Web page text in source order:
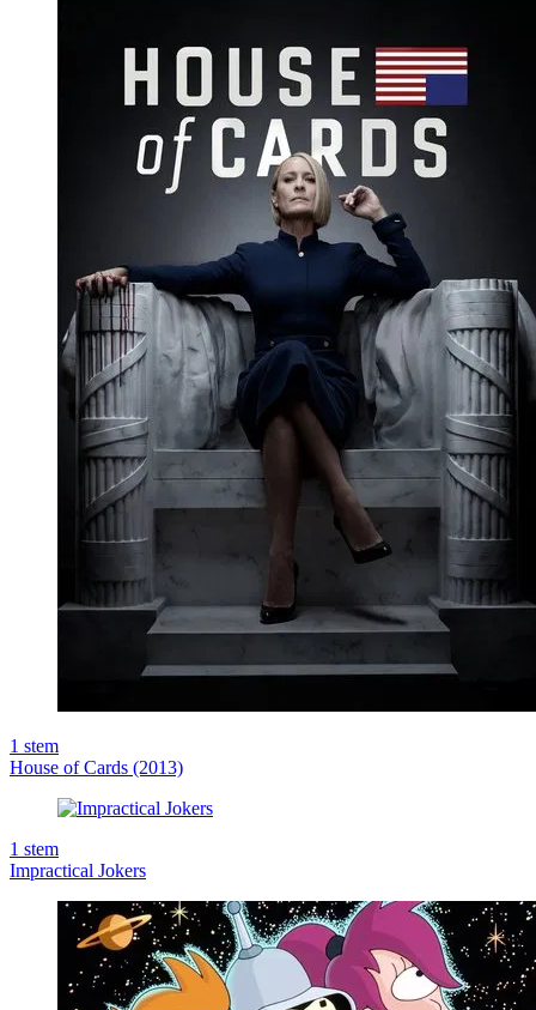
1 stem
House of Cards (2013)
1 stem
Impractical Jokers